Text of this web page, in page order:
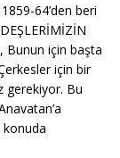
64’den beri
Bunun için başta
için bir
gerekiyor. Bu
konuda